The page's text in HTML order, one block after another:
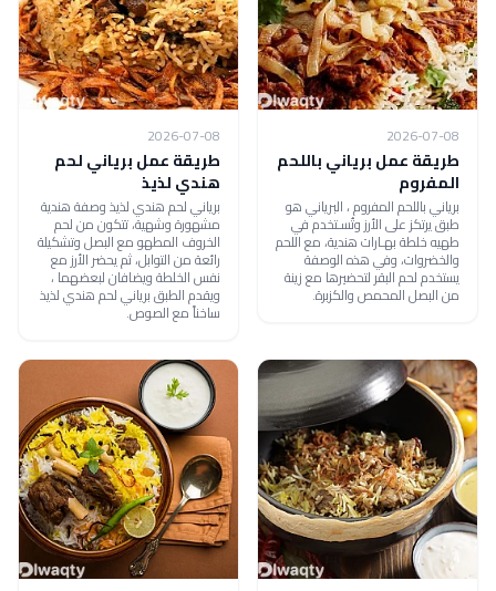
2026-07-08
طريقة عمل برياني باللحم
المفروم
برياني باللحم المفروم ، البرياني هو
طبق يرتكز على الأرز وتُسـتخدم في
طهيه خلطة بهـارات هندية، مع اللحم
والخضروات، وفي هذه الوصفة
يستخدم لحم البقر لتحضيرها مع زينة
من البصل المحمص والكزبرة.
2026-07-08
طريقة عمل برياني لحم
هندي لذيذ
برياني لحم هندي لذيذ وصفة هندية
مشهورة وشهية، تتكون من لحم
الخروف المطهو مع البصل وتشكيلة
رائعة من التوابل، ثم يحضر الأرز مع
نفس الخلطة ويضافان لبعضهما ،
ويقدم الطبق برياني لحم هندي لذيذ
ساخناً مع الصوص.